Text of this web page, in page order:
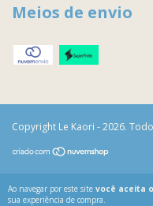
Ao navegar por este site você aceita
sua experiência de compra.
Meios de envio
Copyright Le Kaori - 2026.